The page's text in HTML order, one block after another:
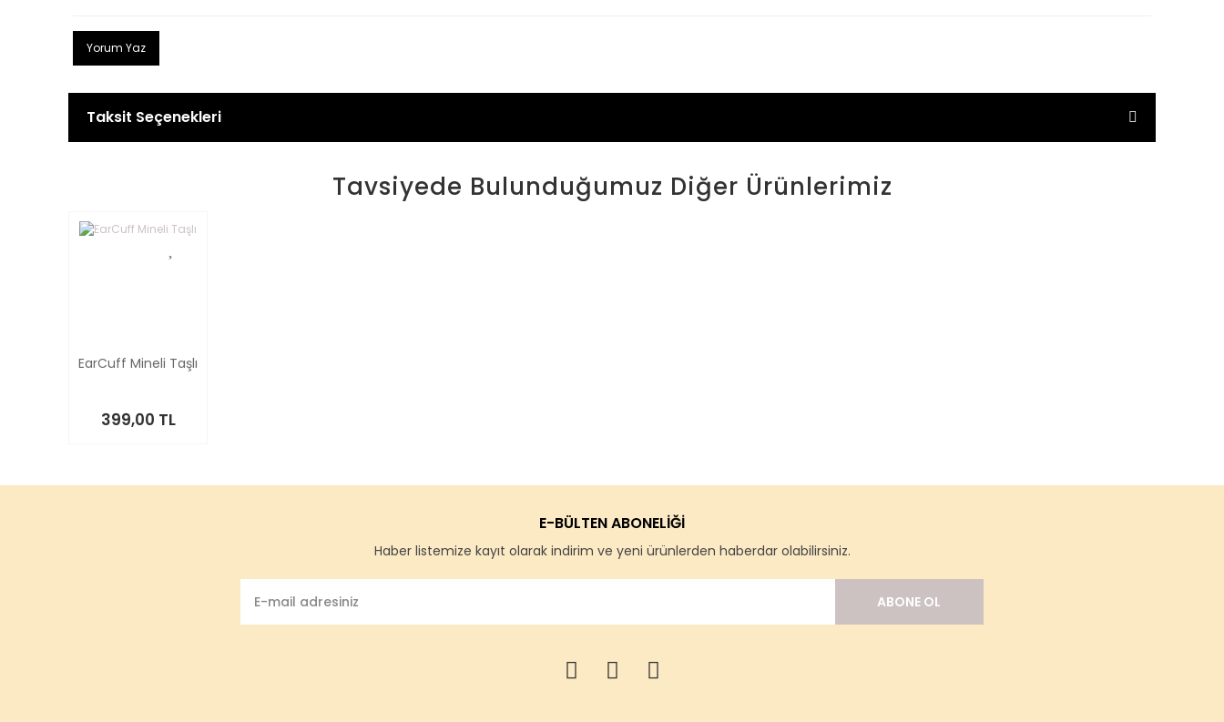
Yorum Yaz
Taksit Seçenekleri
Tavsiyede Bulunduğumuz Diğer Ürünlerimiz
EarCuff Mineli Taşlı
399,00 TL
E-BÜLTEN ABONELİĞİ
Haber listemize kayıt olarak indirim ve yeni ürünlerden haberdar olabilirsiniz.
ABONE OL